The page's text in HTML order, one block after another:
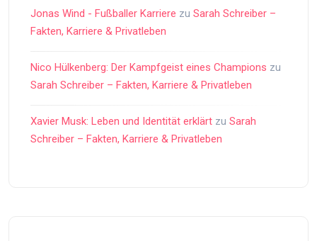
Jonas Wind - Fußballer Karriere zu Sarah Schreiber –
Fakten, Karriere & Privatleben
Nico Hülkenberg: Der Kampfgeist eines Champions zu
Sarah Schreiber – Fakten, Karriere & Privatleben
Xavier Musk: Leben und Identität erklärt zu Sarah
Schreiber – Fakten, Karriere & Privatleben